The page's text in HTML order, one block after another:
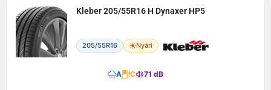
Kleber 205/55R16 H Dynaxer HP5
205/55R16 Nyári
A C 71 dB